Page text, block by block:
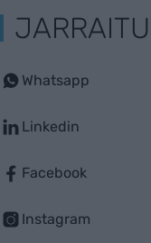
Whatsapp
Linkedin
Facebook
Instagram